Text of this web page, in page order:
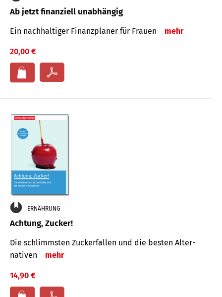
Ab jetzt finanziell unabhängig
Ein nachhaltiger Finanzplaner für Frauen mehr
20,00 €
ERNÄHRUNG
Achtung, Zucker!
Die schlimmsten Zucker­fallen und die besten Alter­
nativen
mehr
14,90 €